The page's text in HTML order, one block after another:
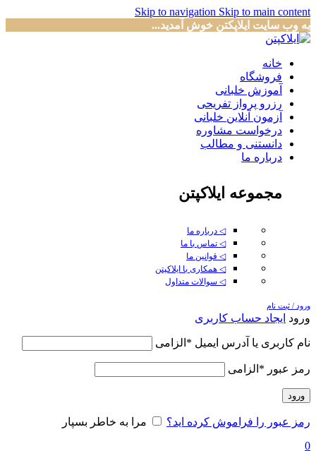
Skip to navigation Skip to main content
به وب سایت ایلاپکتن خوش آمدید...
خانه
فروشگاه
آموزش خلبانی
رزرو پرواز تفریحی
آزمون آنلاین خلبانی
درخواست مشاوره
دانستنی و مطالب
درباره ما
مجموعه ایلاکپتن
◁ درباره ما
◁ تماس با ما
◁ قوانین ما
◁ همکاری با ایلاکپتن
◁ سوالات متداول
ورود / ثبت نام
ورود ایجاد حساب کاربری
نام کاربری یا آدرس ایمیل * الزامی
رمز عبور * الزامی
ورود
رمز عبور را فراموش کرده اید؟
مرا به خاطر بسپار
0